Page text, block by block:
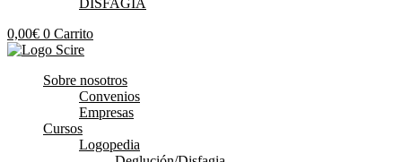
DISFAGIA
0,00€ 0 Carrito
Sobre nosotros
Convenios
Empresas
Cursos
Logopedia